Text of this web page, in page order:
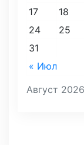
Август 2026
« Июл
17
18
24
25
31